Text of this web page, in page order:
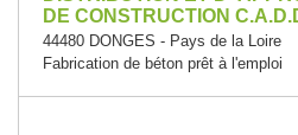
DE CONSTRUCTION
44480 DONGES - Pays de la Loire
Fabrication de béton prêt à l'emploi